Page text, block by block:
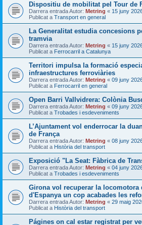
Dispositiu de mobilitat pel Tour de
Darrera entrada Autor: Metring « 15 juny
Publicat a Transport en general
La Generalitat estudia concesions
tramvia
Darrera entrada Autor: Metring « 15 juny
Publicat a Ferrocarril a Catalunya
Territori impulsa la formació
infraestructures ferroviàries
Darrera entrada Autor: Metring « 09 juny
Publicat a Ferrocarril en general
Open Barri Vallvidrera: Colònia
Darrera entrada Autor: Metring « 09 juny
Publicat a Trobades i esdeveniments
L’Ajuntament vol enderrocar la
de França
Darrera entrada Autor: Metring « 08 juny
Publicat a Història del transport
Exposició "La Seat: Fàbrica de
Darrera entrada Autor: Metring « 04 juny
Publicat a Trobades i esdeveniments
Girona vol recuperar la locomotora
d'Espanya un cop acabades les
Darrera entrada Autor: Metring « 29 maig
Publicat a Història del transport
Págines on cal estar registrat per